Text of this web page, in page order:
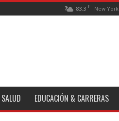
83.3 F New York
SALUD EDUCACIÓN & CARRERAS